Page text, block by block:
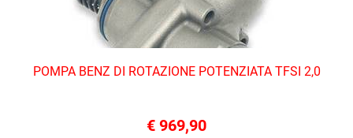
POMPA BENZ DI ROTAZIONE POTENZIATA TFSI 2,0
€ 969,90